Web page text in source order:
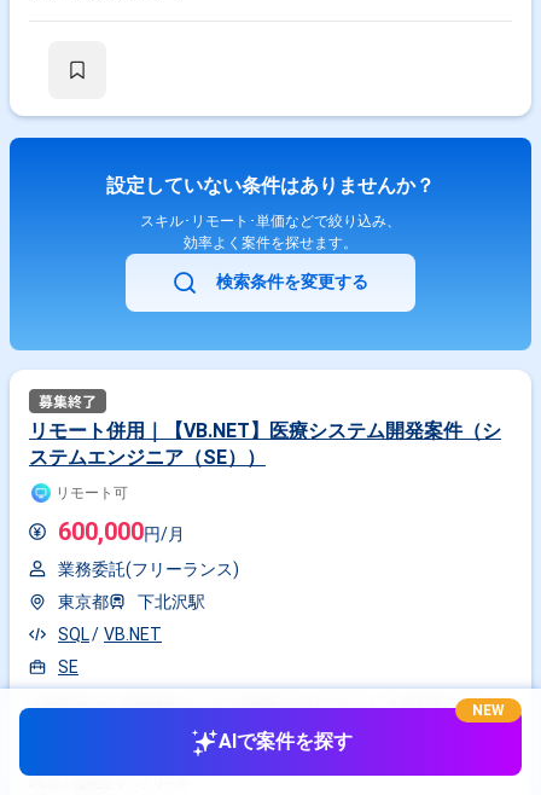
設定していない条件はありませんか？
スキル･リモート･単価などで絞り込み、
効率よく案件を探せます。
検索条件を変更する
リモート併用｜【VB.NET】医療システム開発案件（シ
ステムエンジニア（SE））
リモート可
600,000円/月
業務委託(フリーランス)
東京都
下北沢駅
SQL
VB.NET
SE
作業内容 主に在庫関連システムの調査、設計～テスト 【日本語ネイティ
ブの方、活躍中！】 【20代・30代・40代、活躍中！】 【出社可能な方、
AIで案件を探す
NEW